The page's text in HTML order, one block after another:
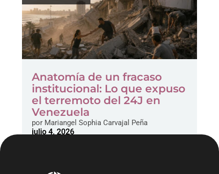
Anatomía de un fracaso
institucional: Lo que expuso
el terremoto del 24J en
Venezuela
porMariangel Sophia Carvajal Peña
julio 4, 2026